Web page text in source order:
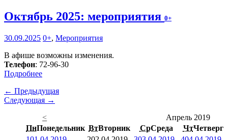
Октябрь 2025: мероприятия 0+
30.09.2025 0+, Мероприятия
В афише возможны изменения.
Телефон: 72-96-30
Подробнее
← Предыдущая
Следующая →
<
Апрель 2019
ПнПонедельник ВтВторник СрСреда ЧтЧетверг